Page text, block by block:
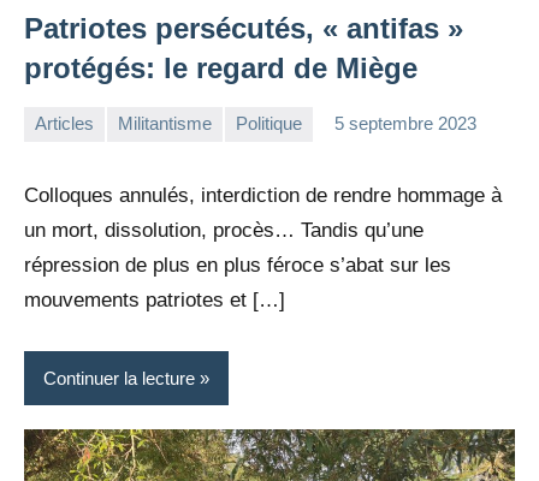
Patriotes persécutés, « antifas »
protégés: le regard de Miège
Articles Militantisme Politique 5 septembre 2023
Colloques annulés, interdiction de rendre hommage à
un mort, dissolution, procès… Tandis qu’une
répression de plus en plus féroce s’abat sur les
mouvements patriotes et […]
Continuer la lecture